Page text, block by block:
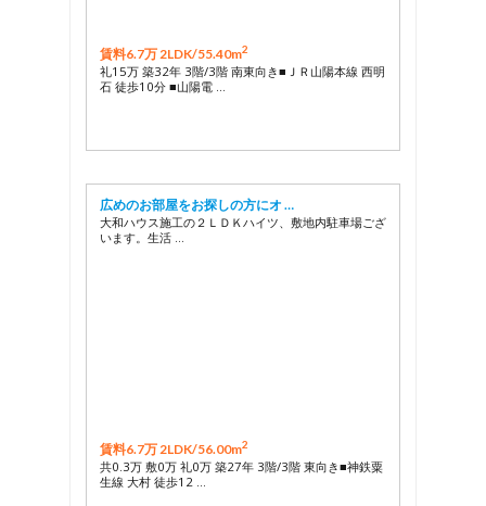
賃料6.7万 2LDK/55.40m2
礼15万 築32年 3階/3階 南東向き■ＪＲ山陽本線 西明
石 徒歩10分 ■山陽電 …
広めのお部屋をお探しの方にオ …
大和ハウス施工の２ＬＤＫハイツ、敷地内駐車場ござ
います。生活 …
賃料6.7万 2LDK/56.00m2
共0.3万 敷0万 礼0万 築27年 3階/3階 東向き■神鉄粟
生線 大村 徒歩12 …